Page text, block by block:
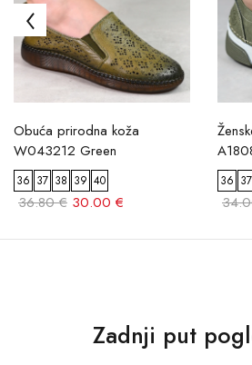
Obuća prirodna koža
W043212 Green
36 37 38 39 40
36.80 € 30.00 €
36 37
Zadnji put